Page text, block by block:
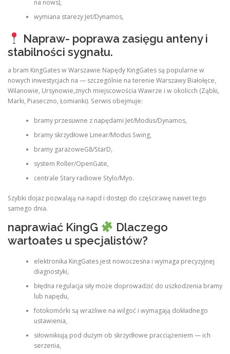
na nows),
wymiana starezy Jet/Dynamos,
Napraw- poprawa zasięgu anteny i
stabilności sygnału.
a bram KingGates w Warszawie Napędy KingGates są popularne w
nowych inwestycjach na — szczególnie na terenie Warszawy Białołęce,
Wilanowie, Ursynowie,znych miejscowościa Wawrze i w okolicch (Ząbki,
Marki, Piaseczno, Łomianki). Serwis obejmuje:
bramy przesuwne z napędami Jet/Modus/Dynamos,
bramy skrzydłowe Linear/Modus Swing,
bramy garażoweG8/StarD,
system Roller/OpenGate,
centrale Stary radiowe Stylo/Myo.
Szybki dojaz pozwalają na napd i dostęp do częścirawę nawet tego
samego dnia.
naprawiać KingG
Dlaczego
wartoates u specjalistów?
elektronika KingGates jest nowoczesna i wymaga precyzyjnej
diagnostyki,
błędna regulacja siły może doprowadzić do uszkodzenia bramy
lub napędu,
fotokomórki są wrażliwe na wilgoć i wymagają dokładnego
ustawienia,
siłownikiują pod dużym ob skrzydłowe pracciążeniem — ich
serzenia,